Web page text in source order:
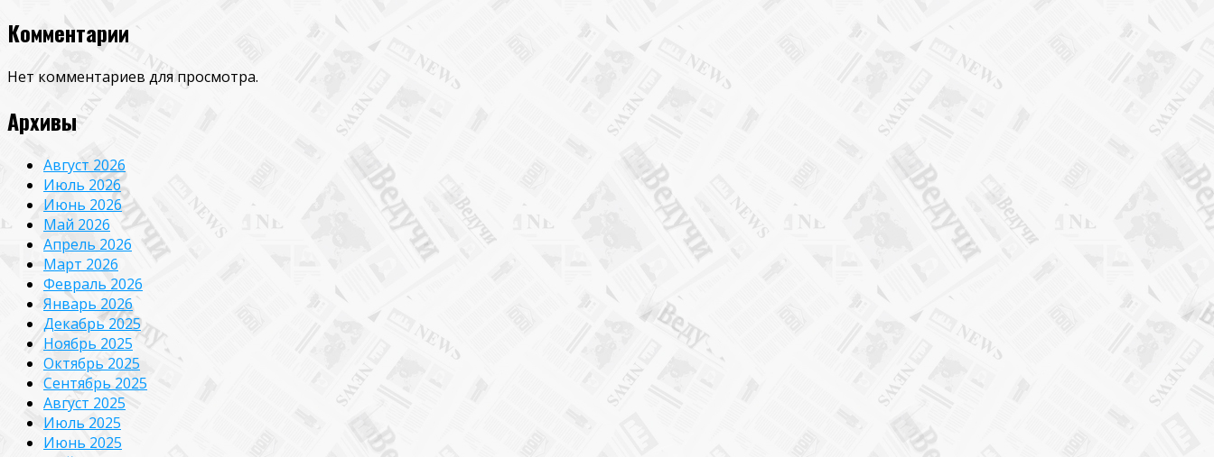
Комментарии
Нет комментариев для просмотра.
Архивы
Август 2026
Июль 2026
Июнь 2026
Май 2026
Апрель 2026
Март 2026
Февраль 2026
Январь 2026
Декабрь 2025
Ноябрь 2025
Октябрь 2025
Сентябрь 2025
Август 2025
Июль 2025
Июнь 2025